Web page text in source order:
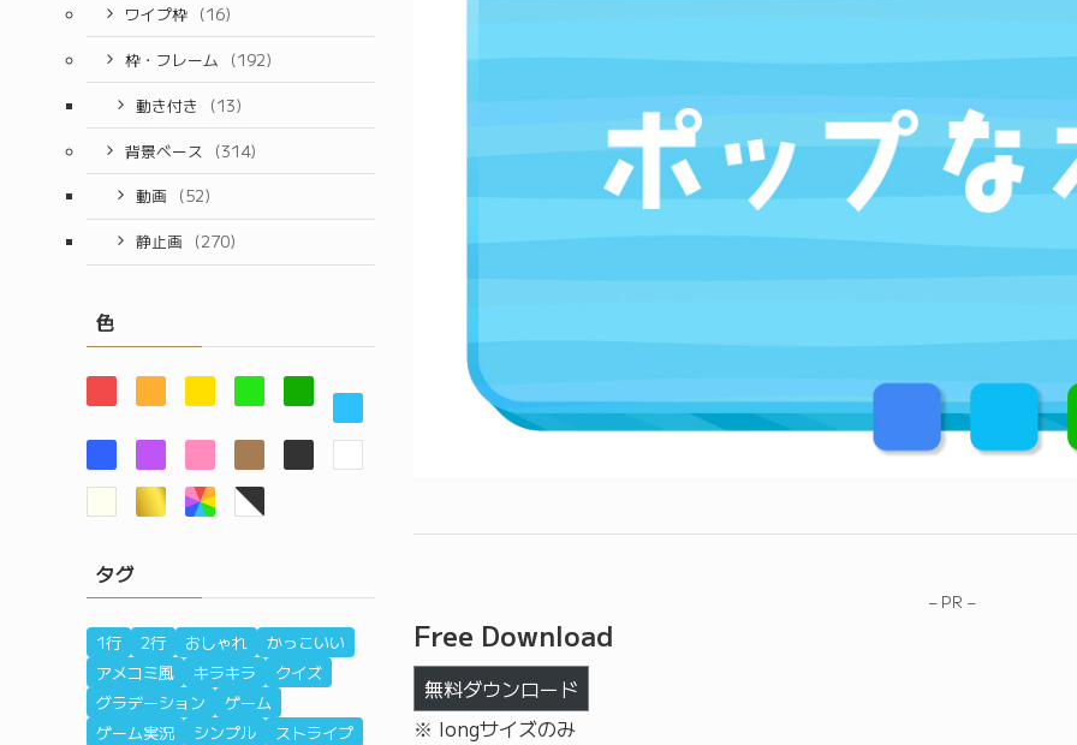
– PR –
Free Download
無料ダウンロード
※ longサイズのみ
ワイプ枠 (16)
枠・フレーム
(192)
動き付き
(13)
背景ベース
(314)
動画
(52)
静止画
(270)
色
タグ
1行 2行 おしゃれ
かっこいい
アメコミ風
キラキラ
クイズ
グラデーション
ゲーム
ゲーム実況
シンプル
ストライプ